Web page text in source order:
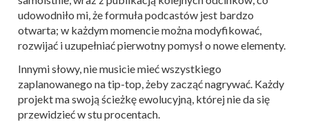
udowodniło mi, że formuła podcastów jest bardzo
otwarta; w każdym momencie można modyfikować,
rozwijać i uzupełniać pierwotny pomysł o nowe elementy.
Innymi słowy, nie musicie mieć wszystkiego
zaplanowanego na tip-top, żeby zacząć nagrywać. Każdy
projekt ma swoją ścieżkę ewolucyjną, której nie da się
przewidzieć w stu procentach.